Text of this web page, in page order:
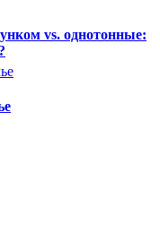
vs. однотонные: